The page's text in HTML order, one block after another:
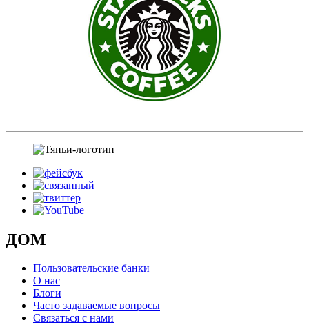
ДОМ
Пользовательские банки
О нас
Блоги
Часто задаваемые вопросы
Связаться с нами